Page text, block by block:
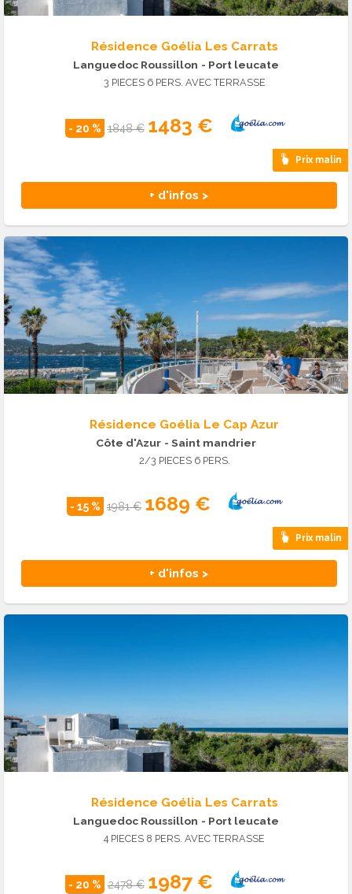
Résidence Goélia Les Carrats
Languedoc Roussillon - Port leucate
3 PIECES 6 PERS. AVEC TERRASSE
- 20 % 1848 € 1483 €
Prix malin
+ d'infos >
Résidence Goélia Le Cap Azur
Côte d'Azur - Saint mandrier
2/3 PIECES 6 PERS.
- 15 % 1981 € 1689 €
Prix malin
+ d'infos >
Résidence Goélia Les Carrats
Languedoc Roussillon - Port leucate
4 PIECES 8 PERS. AVEC TERRASSE
- 20 % 2478 € 1987 €